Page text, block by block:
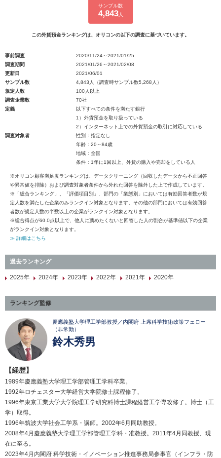
サンプル数
4,843人
この外貨預金ランキングは、オリコンの以下の調査に基づいています。
事前調査
2020/11/24～2021/01/25
調査期間
2021/01/26～2021/02/08
更新日
2021/06/01
サンプル数
4,843人（調査時サンプル数5,268人）
規定人数
100人以上
調査企業数
70社
定義
以下すべての条件を満たす銀行
1）外貨預金を取り扱っている
2）インターネット上での外貨預金の取引に対応している
調査対象者
性別：指定なし
年齢：20～84歳
地域：全国
条件：1年に1回以上、外貨の購入や売却をしている人
※オリコン顧客満足度ランキングは、データクリーニング（回収したデータから不正回答
や異常値を排除）および調査対象者条件から外れた回答を除外した上で作成しています。
※「総合ランキング」、「評価項目別」、部門の「業態別」においては有効回答者数が規
定人数を満たした企業のみランクイン対象となります。その他の部門においては有効回答
者数が規定人数の半数以上の企業がランクイン対象となります。
※総合得点が60.0点以上で、他人に薦めたくないと回答した人の割合が基準値以下の企業
がランクイン対象となります。
≫ 詳細はこちら
過去ランキング
2025年 2024年 2023年 2022年 2021年 2020年
ランキング監修
慶應義塾大学理工学部教授／内閣府 上席科学技術政策フェロー
（非常勤）
鈴木秀男
【経歴】
1989年慶應義塾大学理工学部管理工学科卒業。
1992年ロチェスター大学経営大学院修士課程修了。
1996年東京工業大学大学院理工学研究科博士課程経営工学専攻修了。博士（工
学）取得。
1996年筑波大学社会工学系・講師。2002年6月同助教授。
2008年4月慶應義塾大学理工学部管理工学科・准教授。2011年4月同教授、現
在に至る。
2023年4月内閣府 科学技術・イノベーション推進事務局参事官（インフラ・防